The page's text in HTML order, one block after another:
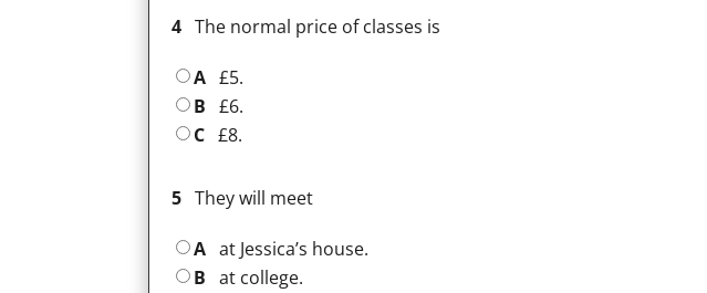
4 The normal price of classes is
A £5.
B £6.
C £8.
5 They will meet
A at Jessica’s house.
B at college.